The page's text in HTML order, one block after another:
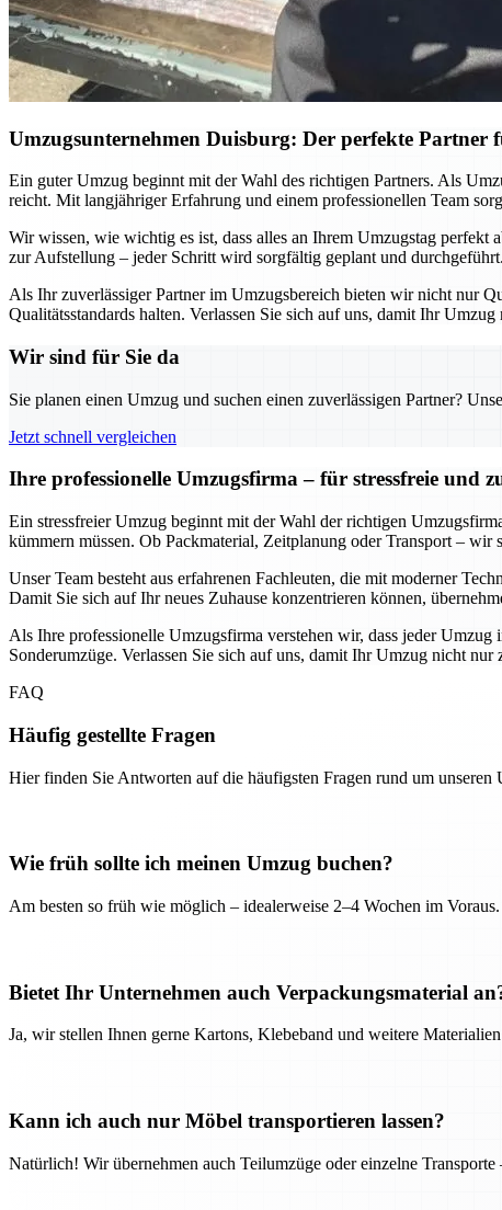
Umzugsunternehmen Duisburg: Der perfekte Partner
Ein guter Umzug beginnt mit der Wahl des richtigen Partners. Als
reicht. Mit langjähriger Erfahrung und einem professionellen Team
Wir wissen, wie wichtig es ist, dass alles an Ihrem Umzugstag
zur Aufstellung – jeder Schritt wird sorgfältig geplant und
Als Ihr zuverlässiger Partner im Umzugsbereich bieten wir nicht nur
Qualitätsstandards halten. Verlassen Sie sich auf uns, damit Ihr
Wir sind für Sie da
Sie planen einen Umzug und suchen einen zuverlässigen Partner?
Jetzt schnell vergleichen
Ihre professionelle Umzugsfirma – für stressfreie und
Ein stressfreier Umzug beginnt mit der Wahl der richtigen
kümmern müssen. Ob Packmaterial, Zeitplanung oder Transport –
Unser Team besteht aus erfahrenen Fachleuten, die mit moderner
Damit Sie sich auf Ihr neues Zuhause konzentrieren können,
Als Ihre professionelle Umzugsfirma verstehen wir, dass jeder
Sonderumzüge. Verlassen Sie sich auf uns, damit Ihr Umzug nicht
FAQ
Häufig gestellte Fragen
Hier finden Sie Antworten auf die häufigsten Fragen rund um unseren
Wie früh sollte ich meinen Umzug buchen?
Am besten so früh wie möglich – idealerweise 2–4 Wochen im
Bietet Ihr Unternehmen auch Verpackungsmaterial
Ja, wir stellen Ihnen gerne Kartons, Klebeband und weitere
Kann ich auch nur Möbel transportieren lassen?
Natürlich! Wir übernehmen auch Teilumzüge oder einzelne